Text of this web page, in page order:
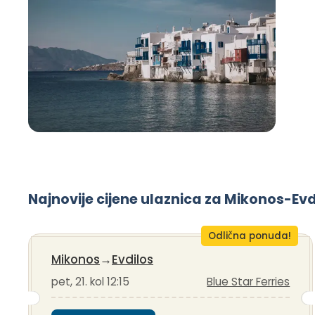
Najnovije cijene ulaznica za Mikonos-
Odlična ponuda!
Mikonos→Evdilos
pet, 21. kol 12:15 Blue Star Ferries